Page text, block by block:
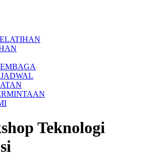
Teknologi